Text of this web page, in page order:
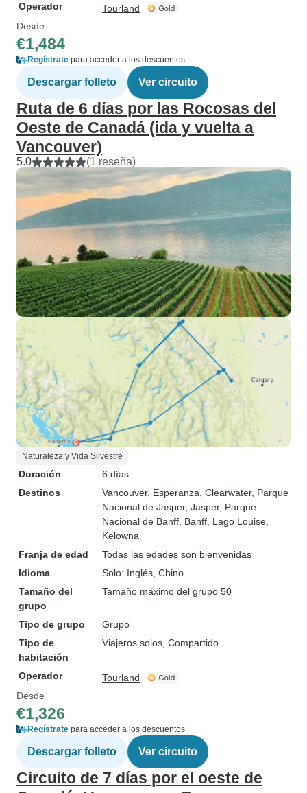
Operador
Tourland
Desde
€1,484
Regístrate para acceder a los descuentos
Descargar folleto Ver circuito
Ruta de 6 días por las Rocosas del
Oeste de Canadá (ida y vuelta a
Vancouver)
5.0 (1 reseña)
Naturaleza y Vida Silvestre
Duración
6 días
Destinos
Vancouver, Esperanza , Clearwater, Parque
Nacional de Jasper, Jasper, Parque
Nacional de Banff , Banff , Lago Louise
Kelowna
Franja de edad
Todas las edades son bienvenidas
Idioma
Solo: Inglés, Chino
Tamaño del
grupo
Tamaño máximo del grupo 50
Tipo de grupo
Grupo
Tipo de
habitación
Viajeros solos, Compartido
Operador
Tourland
Desde
€1,326
Regístrate para acceder a los descuentos
Descargar folleto Ver circuito
Circuito de 7 días por el oeste de